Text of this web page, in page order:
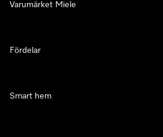
Varumärket Miele
Fördelar
Smart hem